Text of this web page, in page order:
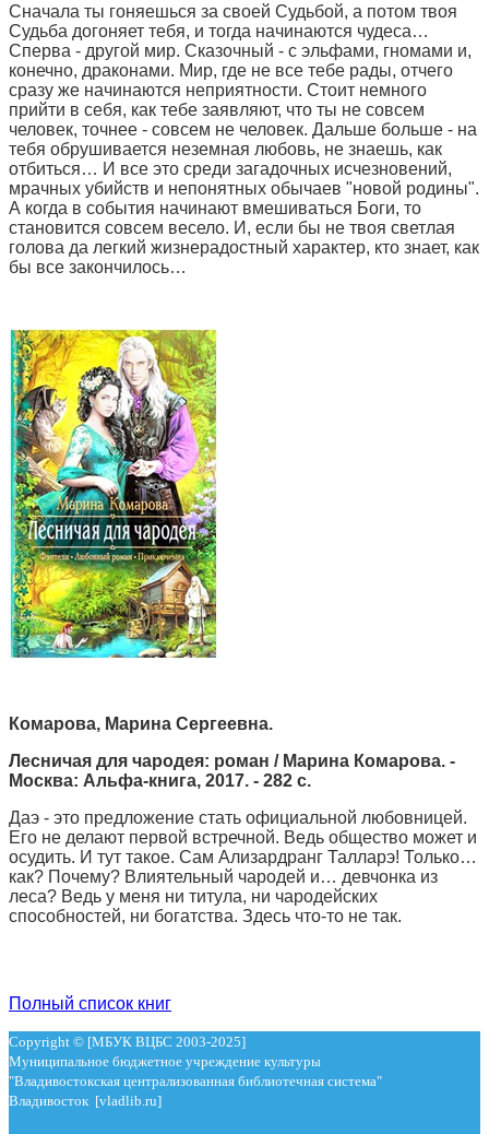
Сначала ты гоняешься за своей Судьбой, а потом твоя
Судьба догоняет тебя, и тогда начинаются чудеса…
Сперва - другой мир. Сказочный - с эльфами, гномами и,
конечно, драконами. Мир, где не все тебе рады, отчего
сразу же начинаются неприятности. Стоит немного
прийти в себя, как тебе заявляют, что ты не совсем
человек, точнее - совсем не человек. Дальше больше - на
тебя обрушивается неземная любовь, не знаешь, как
отбиться… И все это среди загадочных исчезновений,
мрачных убийств и непонятных обычаев "новой родины".
А когда в события начинают вмешиваться Боги, то
становится совсем весело. И, если бы не твоя светлая
голова да легкий жизнерадостный характер, кто знает, как
бы все закончилось…
Комарова, Марина Сергеевна.
Лесничая для чародея: роман / Марина Комарова. -
Москва: Альфа-книга, 2017. - 282 с.
Даэ - это предложение стать официальной любовницей.
Его не делают первой встречной. Ведь общество может и
осудить. И тут такое. Сам Ализардранг Талларэ! Только…
как? Почему? Влиятельный чародей и… девчонка из
леса? Ведь у меня ни титула, ни чародейских
способностей, ни богатства. Здесь что-то не так.
Полный список книг
Copyright © [МБУК ВЦБС 2003-2025]
Муниципальное бюджетное учреждение культуры
"Владивостокская централизованная библиотечная система"
Владивосток [vladlib.ru]